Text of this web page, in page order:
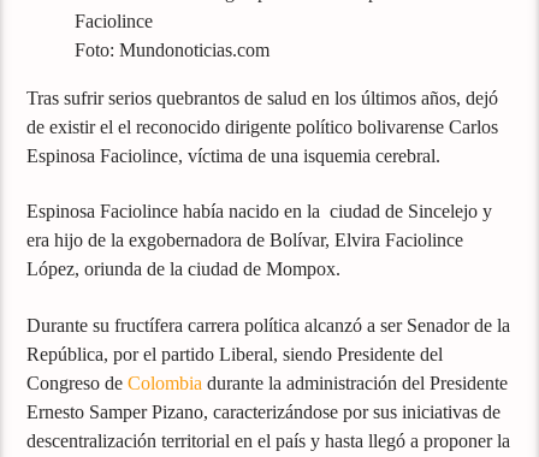
Foto: Mundonoticias.com
Tras sufrir serios quebrantos de salud en los últimos años, dejó
de existir el el reconocido dirigente político bolivarense Carlos
Espinosa Faciolince, víctima de una isquemia cerebral.
Espinosa Faciolince había nacido en la ciudad de Sincelejo y
era hijo de la exgobernadora de Bolívar, Elvira Faciolince
López, oriunda de la ciudad de Mompox.
Durante su fructífera carrera política alcanzó a ser Senador de la
República, por el partido Liberal, siendo Presidente del
Congreso deColombia durante la administración del Presidente
Ernesto Samper Pizano, caracterizándose por sus iniciativas de
descentralización territorial en el país y hasta llegó a proponer la